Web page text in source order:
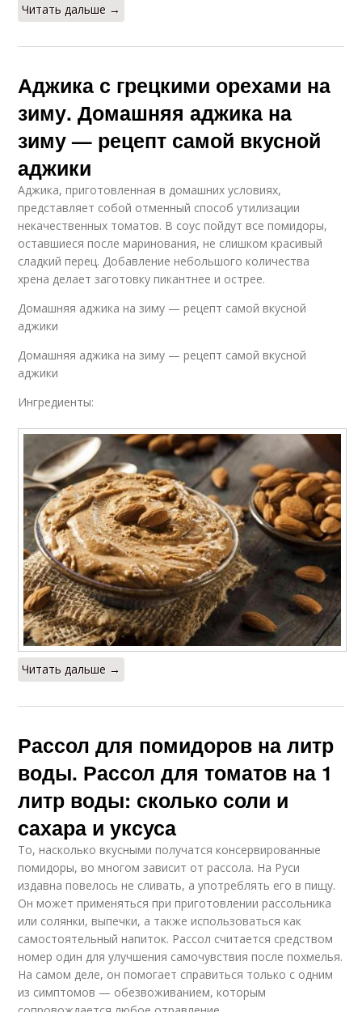
Читать дальше →
Аджика с грецкими орехами на
зиму. Домашняя аджика на
зиму — рецепт самой вкусной
аджики
Аджика, приготовленная в домашних условиях,
представляет собой отменный способ утилизации
некачественных томатов. В соус пойдут все помидоры,
оставшиеся после маринования, не слишком красивый
сладкий перец. Добавление небольшого количества
хрена делает заготовку пикантнее и острее.
Домашняя аджика на зиму — рецепт самой вкусной
аджики
Домашняя аджика на зиму — рецепт самой вкусной
аджики
Ингредиенты:
Читать дальше →
Рассол для помидоров на литр
воды. Рассол для томатов на 1
литр воды: сколько соли и
сахара и уксуса
То, насколько вкусными получатся консервированные
помидоры, во многом зависит от рассола. На Руси
издавна повелось не сливать, а употреблять его в пищу.
Он может применяться при приготовлении рассольника
или солянки, выпечки, а также использоваться как
самостоятельный напиток. Рассол считается средством
номер один для улучшения самочувствия после похмелья.
На самом деле, он помогает справиться только с одним
из симптомов — обезвоживанием, которым